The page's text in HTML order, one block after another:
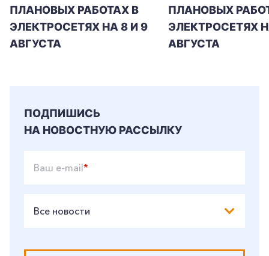
ПЛАНОВЫХ РАБОТАХ В
ЭЛЕКТРОСЕТЯХ НА 8 И 9
АВГУСТА
ПЛАНОВЫХ
ЭЛЕКТРОСЕТЯХ
АВГУСТА
ПОДПИШИСЬ
НА НОВОСТНУЮ РАССЫЛКУ
Ваш e-mail*
Все новости